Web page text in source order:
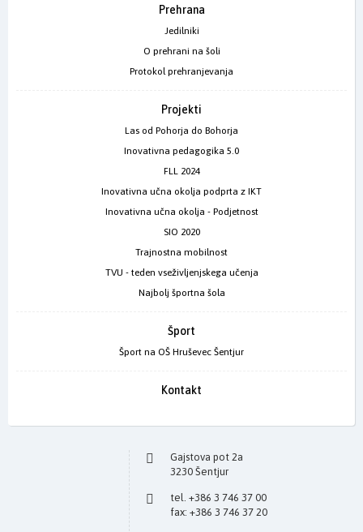
Prehrana
Jedilniki
O prehrani na šoli
Protokol prehranjevanja
Projekti
Las od Pohorja do Bohorja
Inovativna pedagogika 5.0
FLL 2024
Inovativna učna okolja podprta z IKT
Inovativna učna okolja - Podjetnost
SIO 2020
Trajnostna mobilnost
TVU - teden vseživljenjskega učenja
Najbolj športna šola
Šport
Šport na OŠ Hruševec Šentjur
Kontakt
Gajstova pot 2a
3230 Šentjur
tel. +386 3 746 37 00
fax: +386 3 746 37 20